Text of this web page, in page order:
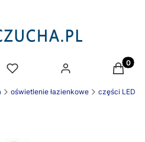
oświetlenie łazienkowe części LED